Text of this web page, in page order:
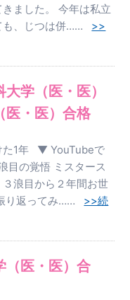
ました。 今年は私立
も、じつは併…… >>
学（医・医）
医・医）合格
た1年 ▼ YouTubeで
の覚悟 ミスタース
浪目から２年間お世
り返ってみ…… >>続
（医・医）合